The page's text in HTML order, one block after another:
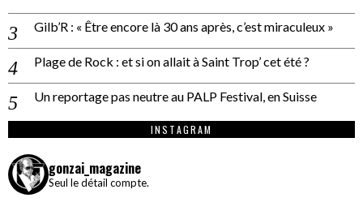
Gilb’R : « Être encore là 30 ans après, c’est miraculeux »
Plage de Rock : et si on allait à Saint Trop’ cet été ?
Un reportage pas neutre au PALP Festival, en Suisse
INSTAGRAM
gonzai_magazine
Seul le détail compte.